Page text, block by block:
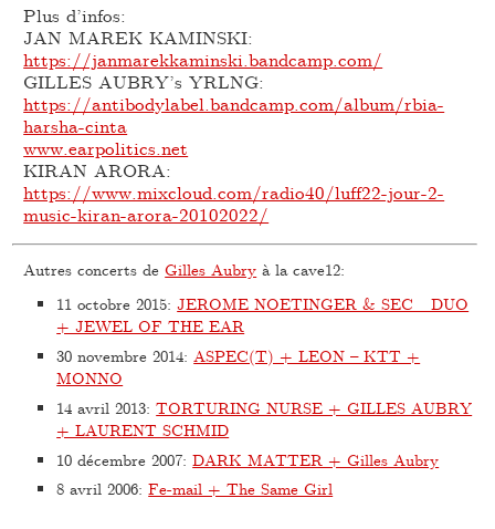
Plus d’infos:
JAN MAREK KAMINSKI:
https://janmarekkaminski.bandcamp.com/
GILLES AUBRY’s YRLNG:
https://antibodylabel.bandcamp.com/album/rbia-
harsha-cinta
www.earpolitics.net
KIRAN ARORA:
https://www.mixcloud.com/radio40/luff22-jour-2-
music-kiran-arora-20102022/
Autres concerts deGilles Aubry à la cave12:
11 octobre 2015:JEROME NOETINGER & SEC_ DUO
+ JEWEL OF THE EAR
30 novembre 2014:ASPEC(T) + LEON – KTT +
MONNO
14 avril 2013:TORTURING NURSE + GILLES AUBRY
+ LAURENT SCHMID
10 décembre 2007:DARK MATTER + Gilles Aubry
8 avril 2006:Fe-mail + The Same Girl